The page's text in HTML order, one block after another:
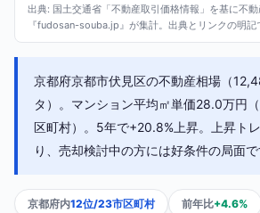
出典: 国土交通省「不動産取引価格情報」を基に不
『fudosan-souba.jp』が集計。出典とリンクの明記
京都府京都市伏見区の不動産相場（
タ）。マンション平均㎡単価28.0万円
区町村）。5年で+20.8%上昇。上昇ト
り、売却検討中の方には好条件の局面で
京都府内12位/23市区町村 前年比+4.6%